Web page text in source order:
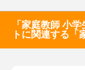
「家庭教師 小
トに関連する「